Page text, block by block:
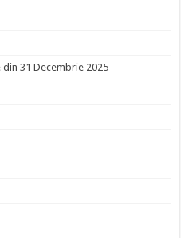
din 31 Decembrie 2025